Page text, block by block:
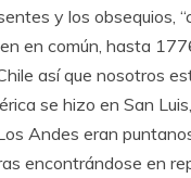
y los obsequios,
en común, hasta
así que nosotros
se hizo en San
Andes eran
encontrándose en